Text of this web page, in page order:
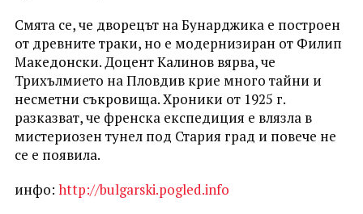
Смята се, че дворецът на Бунарджика е построен
от древните траки, но е модернизиран от Филип
Македонски. Доцент Калинов вярва, че
Трихълмието на Пловдив крие много тайни и
несметни съкровища. Хроники от 1925 г.
разказват, че френска експедиция е влязла в
мистериозен тунел под Стария град и повече не
се е появила.
инфо: http://bulgarski.pogled.info